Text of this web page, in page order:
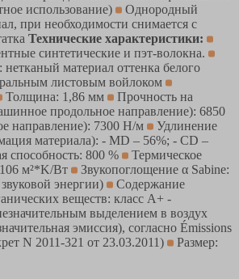
использование)
Однородный
при необходимости снимается с
Технические характеристики:
синтетические и пэт-волокна.
материал оттенка белого
листовым войлоком
Толщина: 1,86 мм
Прочность на
продольное направление): 6850
направление): 7300 Н/м
Удлинение
материала): - MD – 56%; - CD –
способность: 800 %
Термическое
м²*K/Вт
Звукопоглощение α Sabine:
энергии)
Содержание
веществ: класс А+ -
выделением в воздух
эмиссия), согласно Émissions
N 2011-321 от 23.03.2011)
Размер: